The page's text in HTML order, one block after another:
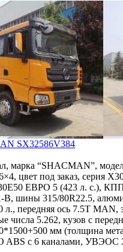
SX32586V384
марка “SHACMAN”,
цвет под заказ, серия
ЕВРО 5 (423 л. с.),
B, шины 315/80R22.5,
л., передняя ось 7.5T MAN,
числа 5.262, кузов с
мм (толщина
ABS с 6 каналами,